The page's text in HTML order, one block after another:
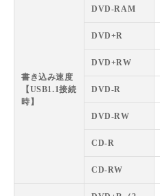
書き込み速度
【USB1.1接続
時】
DVD-RAM
DVD+R
DVD+RW
DVD-R
DVD-RW
CD-R
CD-RW